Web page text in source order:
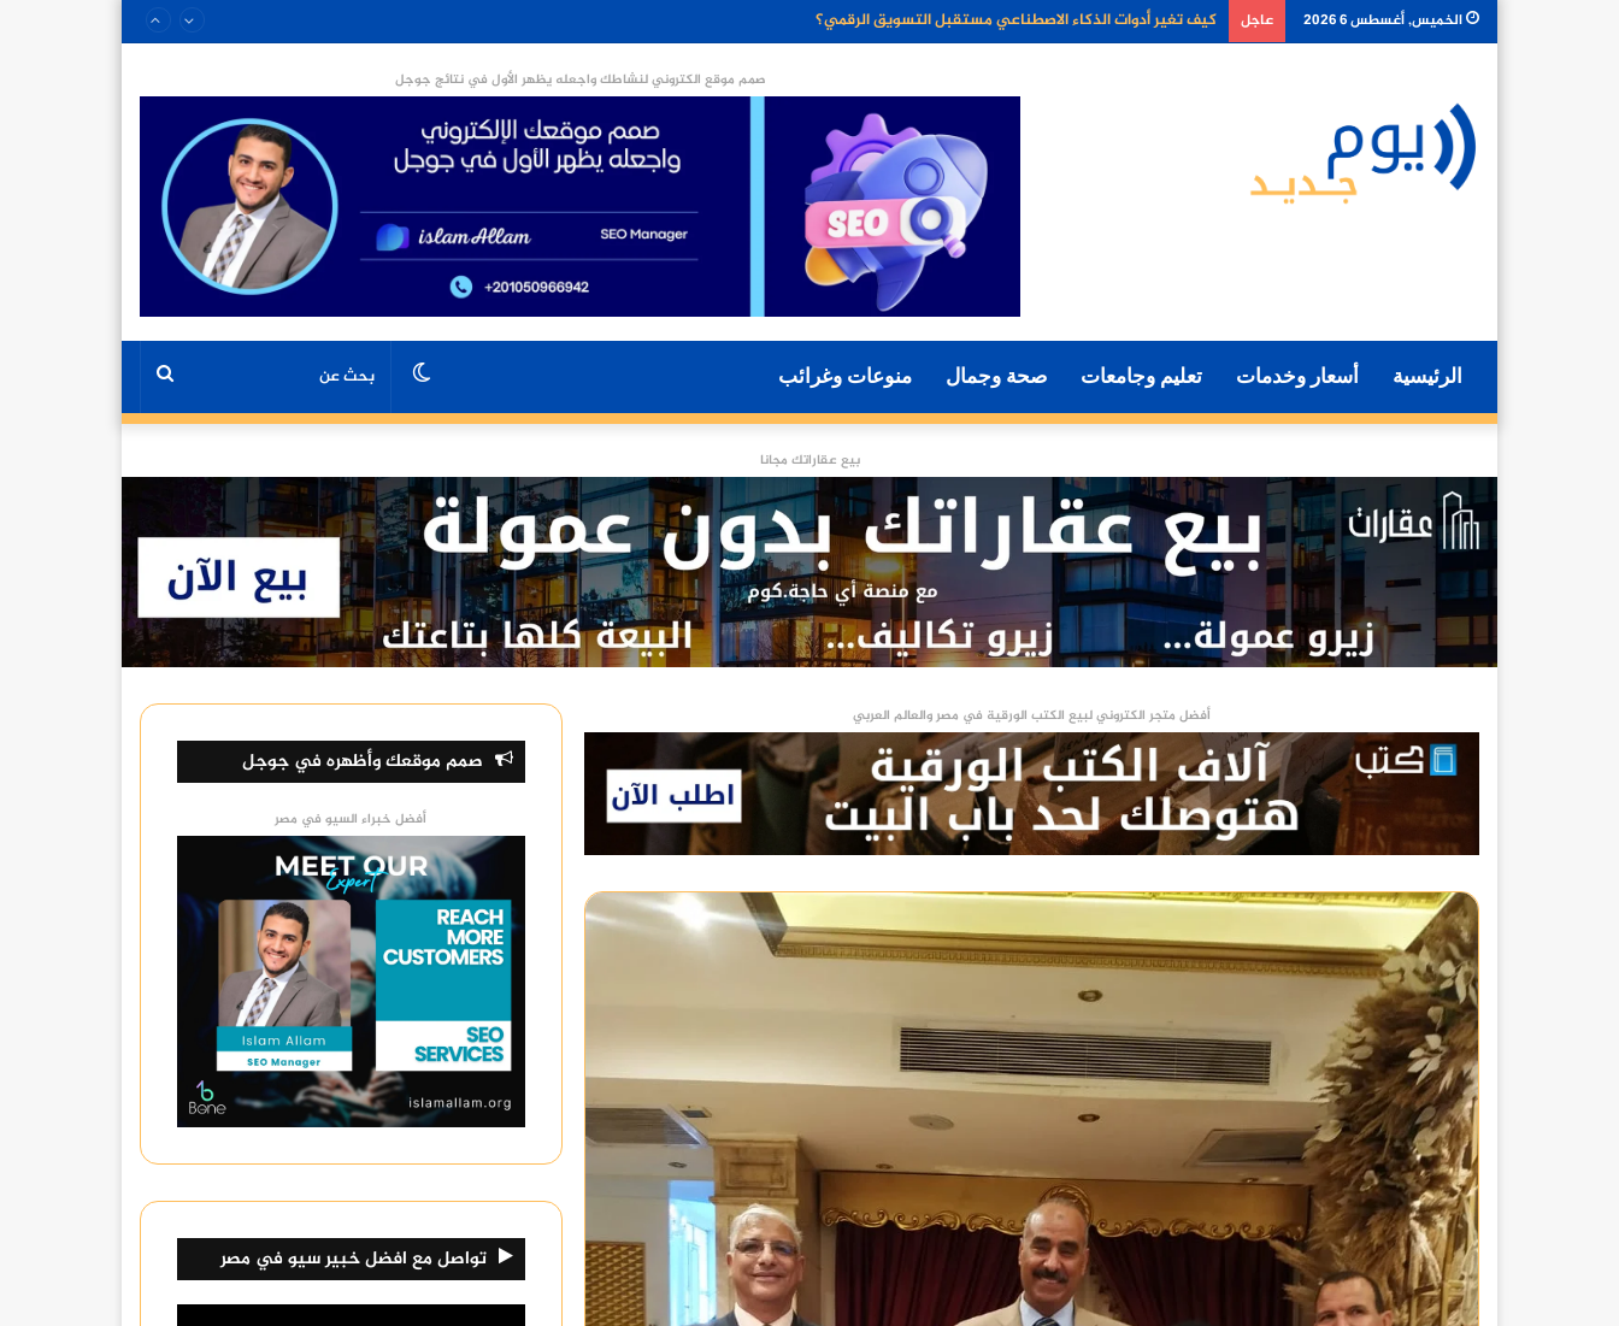
الخميس, أغسطس 6 2026 عاجل كل ما تحتاج معرفته عن الخبز الخالي من الجلوتين وفوائده الصحية
صمم موقع الكتروني لنشاطك واجعله يظهر الأول في نتائج جوجل
الرئيسية أسعار وخدمات تعليم وجامعات صحة وجمال منوعات وغرائب الوضع
بيع عقاراتك مجانا
أفضل متجر الكتروني لبيع الكتب الورقية في مصر والعالم العربي
صمم موقعك وأظهره في جوجل
أفضل خبراء السيو في مصر
تواصل مع افضل خبير سيو في مصر